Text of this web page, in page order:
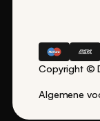
Copyright ©
Algemene